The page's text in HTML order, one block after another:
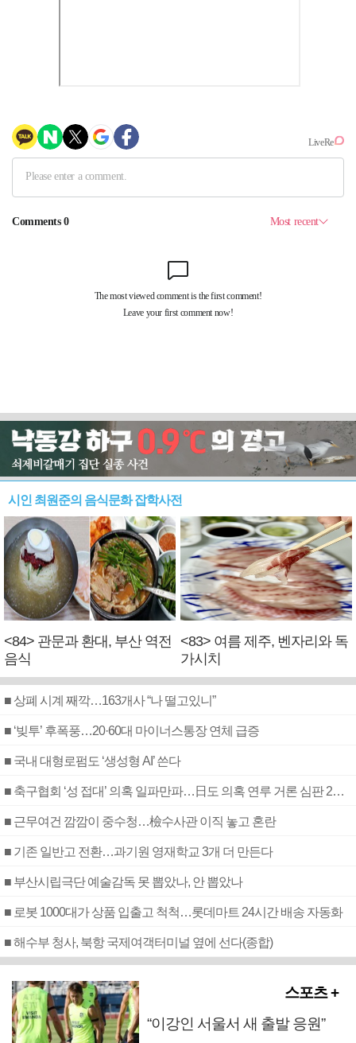
시인 최원준의 음식문화 잡학사전
<84> 관문과 환대, 부산 역전
음식
<83> 여름 제주, 벤자리와 독
가시치
■ 상폐 시계 째깍…163개사 “나 떨고있니”
■ ‘빚투’ 후폭풍…20·60대 마이너스통장 연체 급증
■ 국내 대형로펌도 ‘생성형 AI’ 쓴다
■ 축구협회 ‘성 접대’ 의혹 일파만파…日도 의혹 연루 거론 심판 2명 조사
■ 근무여건 깜깜이 중수청…檢수사관 이직 놓고 혼란
■ 기존 일반고 전환…과기원 영재학교 3개 더 만든다
■ 부산시립극단 예술감독 못 뽑았나, 안 뽑았나
■ 로봇 1000대가 상품 입출고 척척…롯데마트 24시간 배송 자동화
■ 해수부 청사, 북항 국제여객터미널 옆에 선다(종합)
스포츠 +
“이강인 서울서 새 출발 응원”